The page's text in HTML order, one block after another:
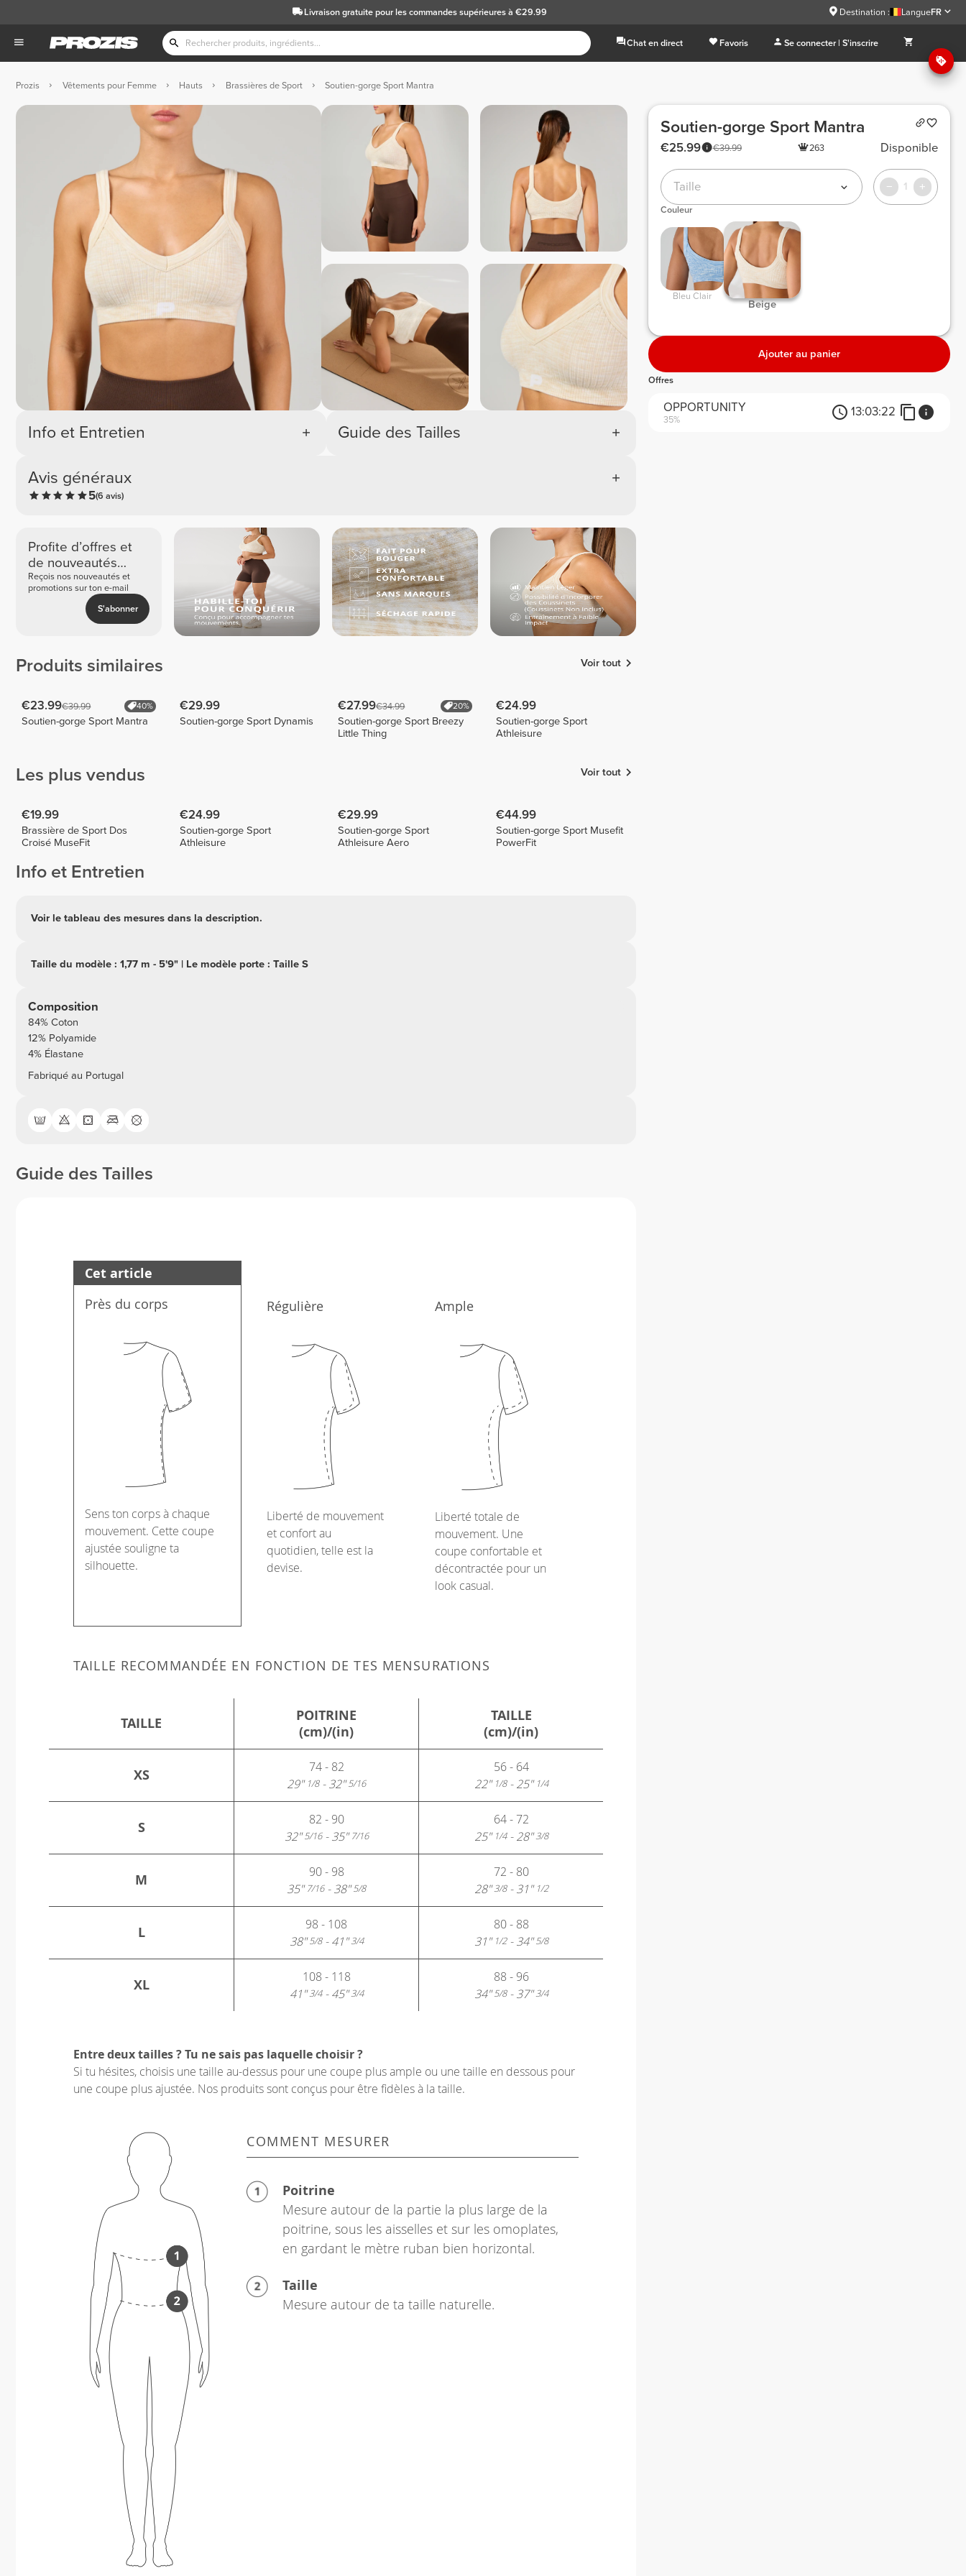
Livraison gratuitepour les commandes supérieures à €29.99 Destination : LangueFR
Chat en direct Favoris Se connecter | S'inscrire
Prozis Vêtements pour Femme Hauts Brassières de Sport Soutien-gorge Sport Mantra
Info et Entretien
Avis généraux
5(6 avis)
Guide des Tailles
Profite d’offres et
de nouveautés
exclusives
Reçois nos nouveautés et
promotions sur ton e-mail
S'abonner
Produits similaires Voir tout
€23.99€39.99 40%
Soutien-gorge Sport Mantra
€29.99
Soutien-gorge Sport Dynamis
€27.99€34.99 20%
Soutien-gorge Sport Breezy
Little Thing
€24.99
Soutien-gorge Sport
Athleisure
Les plus vendus Voir tout
€19.99
Brassière de Sport Dos
Croisé MuseFit
€24.99
Soutien-gorge Sport
Athleisure
€29.99
Soutien-gorge Sport
Athleisure Aero
€44.99
Soutien-gorge Sport Musefit
PowerFit
Info et Entretien
Voir le tableau des mesures dans la description.
Taille du modèle : 1,77 m - 5'9" | Le modèle porte : Taille S
Composition
84% Coton
12% Polyamide
4% Élastane
Fabriqué au Portugal
Guide des Tailles
Cet article
Près du corps
Sens ton corps à chaque
mouvement. Cette coupe
ajustée souligne ta
silhouette.
Régulière
Liberté de mouvement
et confort au
quotidien, telle est la
devise.
Ample
Liberté totale de
mouvement. Une
coupe confortable et
décontractée pour un
look casual.
TAILLE RECOMMANDÉE EN FONCTION DE TES MENSURATIONS
TAILLE
POITRINE
(cm)/(in)
TAILLE
(cm)/(in)
XS
74 - 82
29"1/8- 32"5/16
56 - 64
22"1/8- 25"1/4
S
82 - 90
32"5/16- 35"7/16
64 - 72
25"1/4- 28"3/8
M
90 - 98
35"7/16- 38"5/8
72 - 80
28"3/8- 31"1/2
L
98 - 108
38"5/8- 41"3/4
80 - 88
31"1/2- 34"5/8
XL
108 - 118
41"3/4- 45"3/4
88 - 96
34"5/8- 37"3/4
Entre deux tailles ? Tu ne sais pas laquelle choisir ?
Si tu hésites, choisis une taille au-dessus pour une coupe plus ample ou une taille en dessous pour
une coupe plus ajustée. Nos produits sont conçus pour être fidèles à la taille.
COMMENT MESURER
Poitrine
Mesure autour de la partie la plus large de la
poitrine, sous les aisselles et sur les omoplates,
en gardant le mètre ruban bien horizontal.
Taille
Mesure autour de ta taille naturelle.
Soutien-gorge Sport Mantra
€39.99
€25.99 263 Disponible
Taille 1
Couleur
Bleu Clair
Beige
Ajouter au panier
Offres
OPPORTUNITY
35%
13:03:22